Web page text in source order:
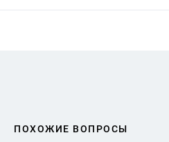
ПОХОЖИЕ ВОПРОСЫ